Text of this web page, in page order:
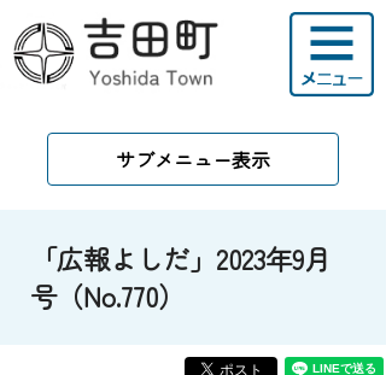
サブメニュー表示
「広報よしだ」2023年9月
号（No.770）